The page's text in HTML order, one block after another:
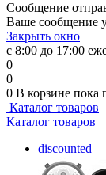
Сообщение
Ваше сообщение
Закрыть окно
с 8:00 до 17:00
0
0
0 В корзине пока
Каталог товаров
Каталог товаров
discounted